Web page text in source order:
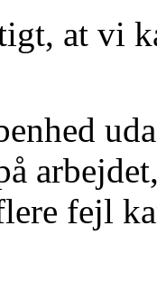
at vi
fejl